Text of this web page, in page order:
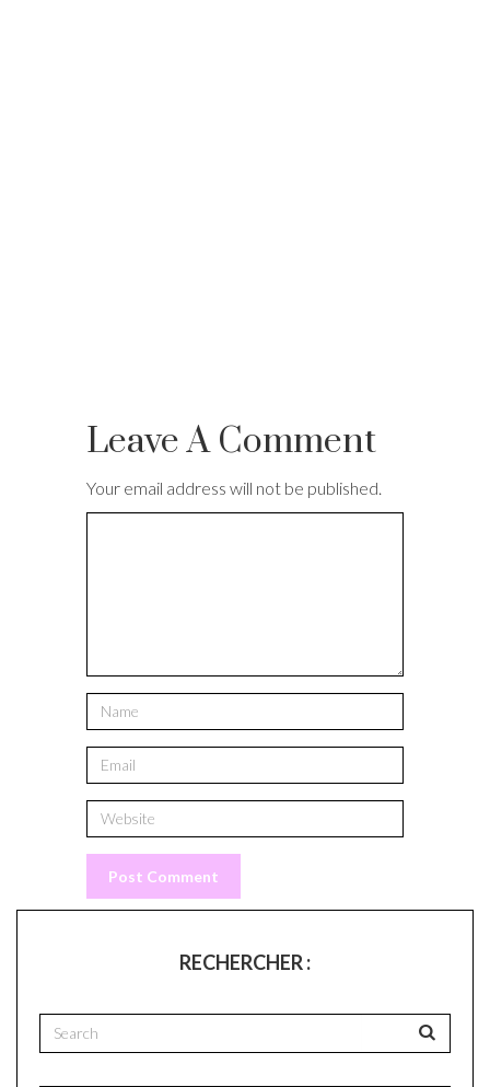
Leave A Comment
Your email address will not be published.
RECHERCHER :